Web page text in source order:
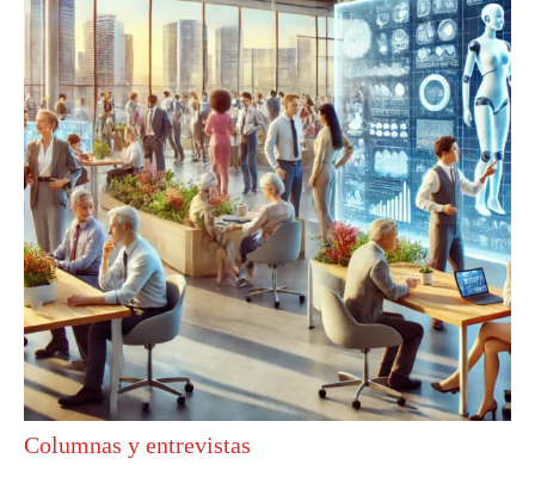
Columnas y entrevistas